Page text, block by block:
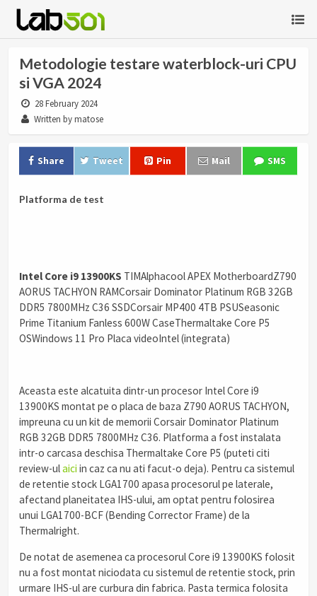
Metodologie testare waterblock-uri CPU
si VGA 2024
28 February 2024
Written by matose
Share Tweet Pin Mail SMS
Platforma de test
Intel Core i9 13900KS TIMAlphacool APEX MotherboardZ790
AORUS TACHYON RAMCorsair Dominator Platinum RGB 32GB
DDR5 7800MHz C36 SSDCorsair MP400 4TB PSUSeasonic
Prime Titanium Fanless 600W CaseThermaltake Core P5
OSWindows 11 Pro Placa videoIntel (integrata)
Aceasta este alcatuita dintr-un procesor Intel Core i9
13900KS montat pe o placa de baza Z790 AORUS TACHYON,
impreuna cu un kit de memorii Corsair Dominator Platinum
RGB 32GB DDR5 7800MHz C36. Platforma a fost instalata
intr-o carcasa deschisa Thermaltake Core P5 (puteti citi
review-ulaici in caz ca nu ati facut-o deja). Pentru ca sistemul
de retentie stock LGA1700 apasa procesorul pe laterale,
afectand planeitatea IHS-ului, am optat pentru folosirea
unui LGA1700-BCF (Bending Corrector Frame) de la
Thermalright.
De notat de asemenea ca procesorul Core i9 13900KS folosit
nu a fost montat niciodata cu sistemul de retentie stock, prin
urmare IHS-ul are curbura din fabrica. Pasta termica folosita